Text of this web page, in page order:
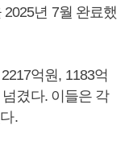
년 7월 완료했
억원, 1183억
겼다. 이들은 각
.